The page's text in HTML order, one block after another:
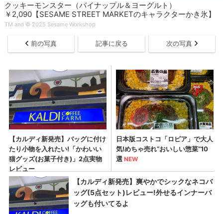
クッキーモンスター（パイナップル＆ヨーグルト）
￥2,090【SESAME STREET MARKETのキャラクターかき氷】
TM and © 2025 Sesame Workshop
前の写真 記事に戻る 次の写真